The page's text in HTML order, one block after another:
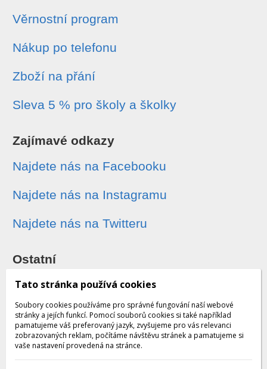
Věrnostní program
Nákup po telefonu
Zboží na přání
Sleva 5 % pro školy a školky
Zajímavé odkazy
Najdete nás na Facebooku
Najdete nás na Instagramu
Najdete nás na Twitteru
Ostatní
Sledování zásilek
Dárkové poukazy
Obchodní podmínky - archiv
Tato stránka používá cookies
Soubory cookies používáme pro správné fungování naší webové
stránky a jejích funkcí. Pomocí souborů cookies si také například
pamatujeme váš preferovaný jazyk, zvyšujeme pro vás relevanci
zobrazovaných reklam, počítáme návštěvu stránek a pamatujeme si
vaše nastavení provedená na stránce.